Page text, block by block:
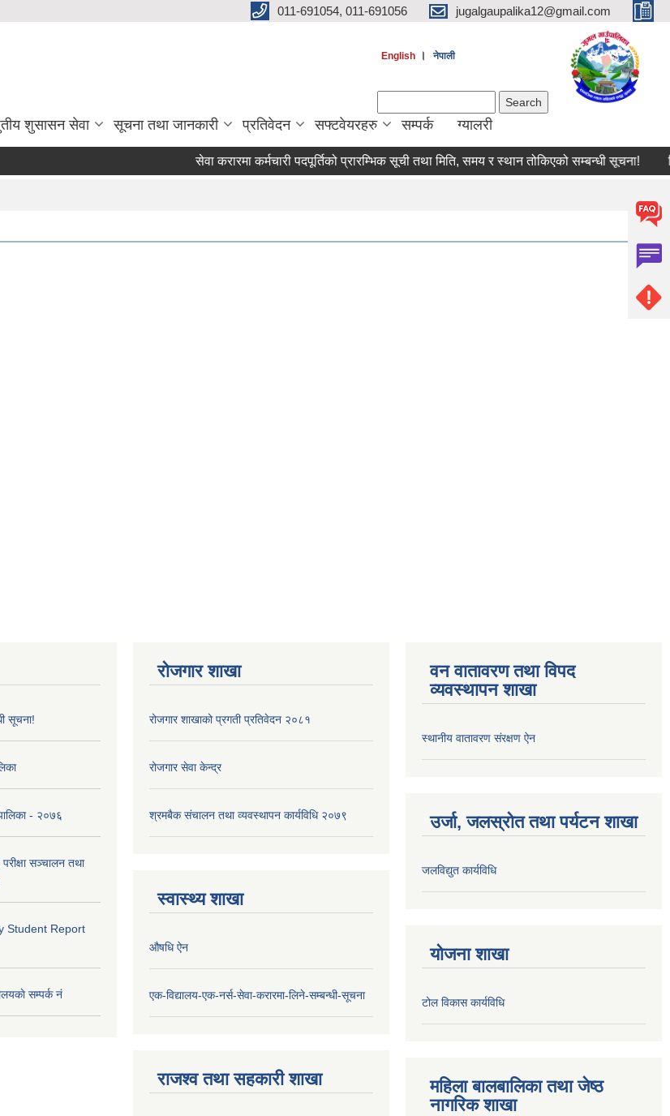
011-691054, 011-691056 jugalgaupalika12@gmail.com
English । नेपाली
शुसासन सेवा सूचना तथा जानकारी प्रतिवेदन सफ्टवेयरहरु सम्पर्क ग्यालरी
सेवा करारमा कर्मचारी पदपूर्तिको प्रारम्भिक सूची तथा मिति, समय र स्थान तोकिएको सम्बन्धी सूचना!
सूचना!
- २०७६
सञ्चालन तथा
Student Report
सम्पर्क नं
रोजगार शाखा
रोजगार शाखाको प्रगती प्रतिवेदन २०८१
रोजगार सेवा केन्द्र
श्रमबैक संचालन तथा व्यवस्थापन कार्यविधि २०७९
स्वास्थ्य शाखा
औषधि ऐन
एक-विद्यालय-एक-नर्स-सेवा-करारमा-लिने-सम्बन्धी-सूचना
राजश्व तथा सहकारी शाखा
वन वातावरण तथा विपद
व्यवस्थापन शाखा
स्थानीय वातावरण संरक्षण ऐन
उर्जा, जलस्रोत तथा पर्यटन शाखा
जलविद्युत कार्यविधि
योजना शाखा
टोल विकास कार्यविधि
महिला बालबालिका तथा जेष्ठ
नागरिक शाखा